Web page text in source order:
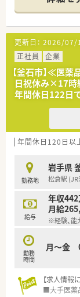
ク門前、
■新規出店
店舗数が増
ドと一緒に
成長を続け
■ご希望を
です！管理
ど、社員の
■各地域に
交流もしっ
ます。
■人事考
対してのフ
マネージャ
にピッタリ
≪薬局紹
■病院門前
環境です。
■現在、管
年収は
きたい方
更新日： 2026/07/
正社員
企業
【釜石市】≪医
日祝休み×17
年間休日122日
年間休日120日以
勤務地
岩手県
松倉駅
給与
年収
月給
※経験、能
勤務
時間
月～金
【求人情報
■大手医薬